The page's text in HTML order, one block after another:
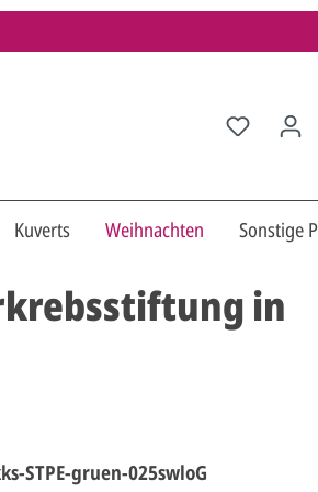
Kuverts Weihnachten Sonstige
in
STPE-gruen-025swloG